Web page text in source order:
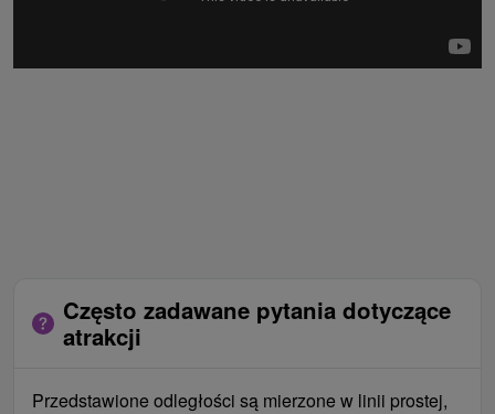
Często zadawane pytania dotyczące
atrakcji
Przedstawione odległości są mierzone w linii prostej,